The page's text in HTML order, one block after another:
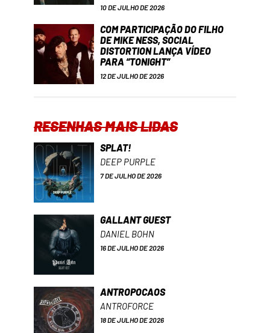
10 DE JULHO DE 2026
COM PARTICIPAÇÃO DO FILHO
DE MIKE NESS, SOCIAL
DISTORTION LANÇA VÍDEO
PARA “TONIGHT”
12 DE JULHO DE 2026
RESENHAS MAIS LIDAS
SPLAT!
DEEP PURPLE
7 DE JULHO DE 2026
GALLANT GUEST
DANIEL BOHN
16 DE JULHO DE 2026
ANTROPOCAOS
ANTROFORCE
18 DE JULHO DE 2026